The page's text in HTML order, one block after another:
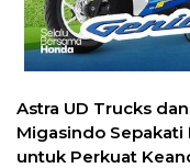
Astra UD Trucks
Migasindo Sepakati
untuk Perkuat